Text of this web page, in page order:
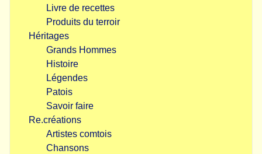
Livre de recettes
Produits du terroir
Héritages
Grands Hommes
Histoire
Légendes
Patois
Savoir faire
Re.créations
Artistes comtois
Chansons